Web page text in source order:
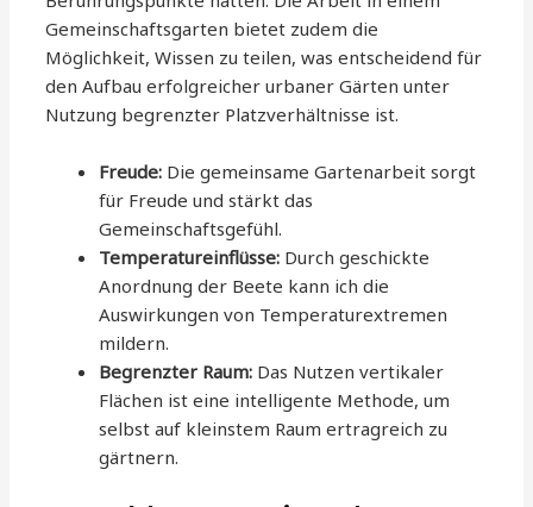
Gemeinschaftsgarten bietet zudem die
Möglichkeit, Wissen zu teilen, was entscheidend für
den Aufbau erfolgreicher urbaner Gärten unter
Nutzung begrenzter Platzverhältnisse ist.
Freude: Die gemeinsame Gartenarbeit sorgt
für Freude und stärkt das
Gemeinschaftsgefühl.
Temperatureinflüsse: Durch geschickte
Anordnung der Beete kann ich die
Auswirkungen von Temperaturextremen
mildern.
Begrenzter Raum: Das Nutzen vertikaler
Flächen ist eine intelligente Methode, um
selbst auf kleinstem Raum ertragreich zu
gärtnern.